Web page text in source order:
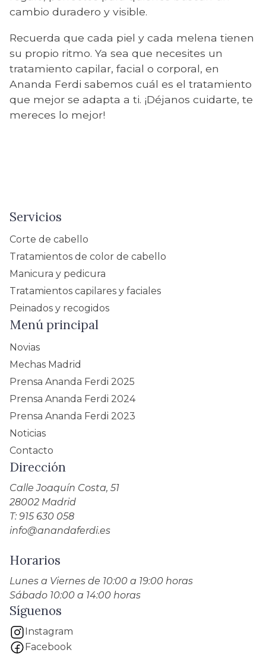
cambio duradero y visible.
Recuerda que cada piel y cada melena tienen
su propio ritmo. Ya sea que necesites un
tratamiento capilar, facial o corporal, en
Ananda Ferdi sabemos cuál es el tratamiento
que mejor se adapta a ti. ¡Déjanos cuidarte, te
mereces lo mejor!
Servicios
Corte de cabello
Tratamientos de color de cabello
Manicura y pedicura
Tratamientos capilares y faciales
Peinados y recogidos
Menú principal
Novias
Mechas Madrid
Prensa Ananda Ferdi 2025
Prensa Ananda Ferdi 2024
Prensa Ananda Ferdi 2023
Noticias
Contacto
Dirección
Calle Joaquín Costa, 51
28002 Madrid
T: 915 630 058
info@anandaferdi.es
Horarios
Lunes a Viernes de 10:00 a 19:00 horas
Sábado 10:00 a 14:00 horas
Síguenos
Instagram
Facebook